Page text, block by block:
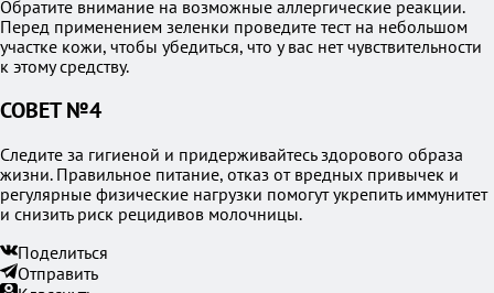
Обратите внимание на возможные аллергические реакции.
Перед применением зеленки проведите тест на небольшом
участке кожи, чтобы убедиться, что у вас нет чувствительности
к этому средству.
СОВЕТ №4
Следите за гигиеной и придерживайтесь здорового образа
жизни. Правильное питание, отказ от вредных привычек и
регулярные физические нагрузки помогут укрепить иммунитет
и снизить риск рецидивов молочницы.
Поделиться
Отправить